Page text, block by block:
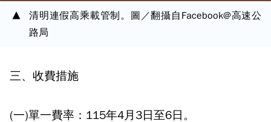
清明連假高乘載管制。圖／翻攝自Facebook@高速公
路局
三、收費措施
(一)單一費率：115年4月3日至6日。